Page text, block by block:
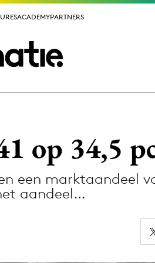
ACADEMYPARTNERS
ACADEMYPARTNERS
op 34,5
een marktaandeel
aandeel…